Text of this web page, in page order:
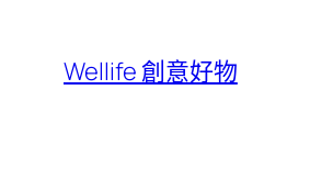
Wellife 創意好物